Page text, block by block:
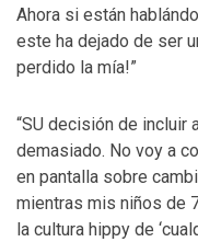
Ahora si están
este ha dejado de ser
perdido la mía!”
“SU decisión de incluir
demasiado. No voy a
en pantalla sobre
mientras mis niños de
la cultura hippy de